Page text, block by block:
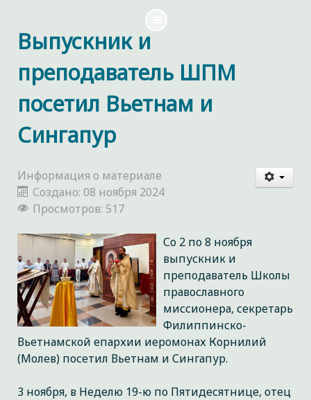
Выпускник и
преподаватель ШПМ
посетил Вьетнам и
Сингапур
Информация о материале
Создано: 08 ноября 2024
Просмотров: 517
Со 2 по 8 ноября
выпускник и
преподаватель Школы
православного
миссионера, секретарь
Филиппинско-
Вьетнамской епархии иеромонах Корнилий
(Молев) посетил Вьетнам и Сингапур.
3 ноября, в Неделю 19-ю по Пятидесятнице, отец